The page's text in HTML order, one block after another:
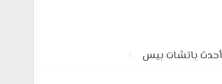
أحدث باتشات بيس